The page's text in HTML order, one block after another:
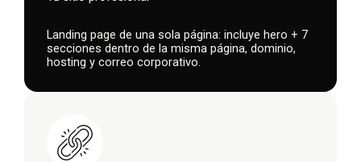
Landing page de una sola página: incluye hero + 7
secciones dentro de la misma página, dominio,
hosting y correo corporativo.